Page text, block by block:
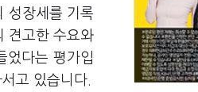
성장세를 기록
견고한 수요와
었다는 평가입
고 있습니다.